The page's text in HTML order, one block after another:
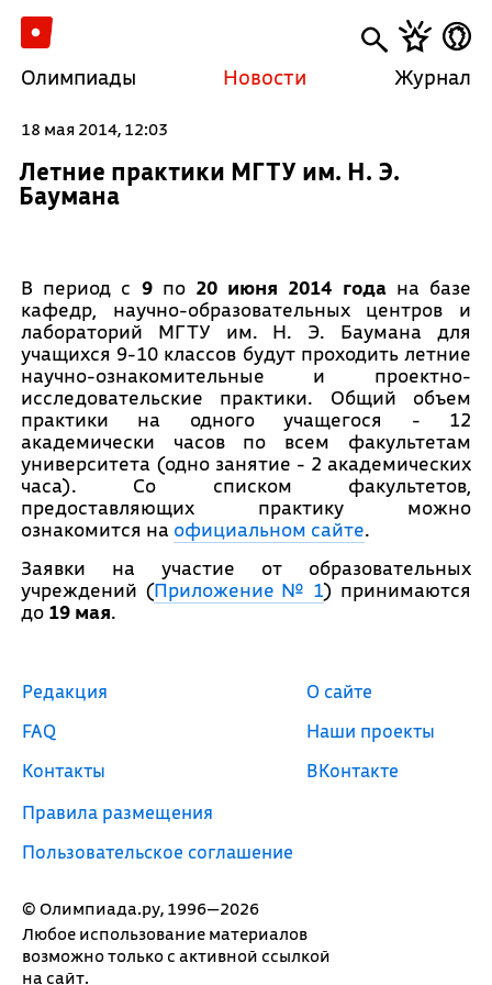
Олимпиады Новости Журнал
18 мая 2014, 12:03
Летние практики МГТУ им. Н. Э.
Баумана
В период с 9по 20 июня 2014 годана базе
кафедр, научно-образовательных центров и
лабораторий МГТУ им. Н. Э. Баумана для
учащихся 9-10 классов будут проходить летние
научно-ознакомительные и проектно-
исследовательские практики. Общий объем
практики на одного учащегося - 12
академически часов по всем факультетам
университета (одно занятие - 2 академических
часа). Со списком факультетов,
предоставляющих практику можно
ознакомится на официальном сайте.
Заявки на участие от образовательных
учреждений (Приложение № 1) принимаются
до 19 мая.
© Олимпиада.ру, 1996—2026
Любое использование материалов
возможно только с активной ссылкой
на сайт.
Редакция
FAQ
Контакты
Правила размещения
Пользовательское соглашение
О сайте
Наши проекты
ВКонтакте